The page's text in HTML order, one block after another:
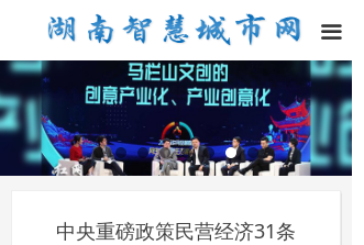
끀
中央重磅政策民营经济31条